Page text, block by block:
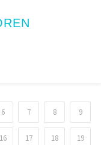
6 7 8 9
16 17 18 19